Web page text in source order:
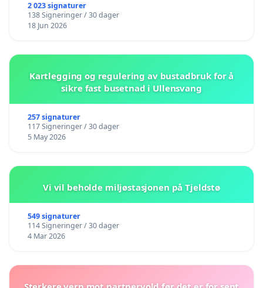
2 023 signaturer
138 Signeringer / 30 dager
18 Jun 2026
Kartlegging og regulering av bustadbruk for å
sikre fast busetnad i Ullensvang
257 signaturer
117 Signeringer / 30 dager
5 May 2026
Vi vil beholde miljøstasjonen på Tjeldstø
549 signaturer
114 Signeringer / 30 dager
4 Mar 2026